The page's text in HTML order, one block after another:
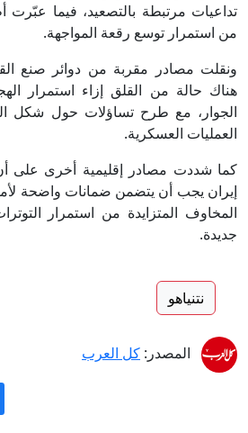
تداعيات مرتبطة بالتصعيد، فيما عبّرت
من استمرار توسع رقعة المواجهة.
ونقلت مصادر مقربة من دوائر صنع
هناك حالة من القلق إزاء استمرار
الجوار، مع طرح تساؤلات حول شكل
العمليات العسكرية.
كما شددت مصادر إقليمية أخرى على
إيران يجب أن يتضمن ضمانات واضحة
المخاوف المتزايدة من استمرار
جديدة.
نتنياهو
المصدر: كل العرب